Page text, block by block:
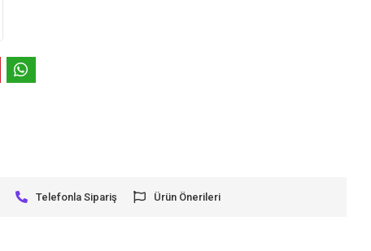
Telefonla Sipariş Ürün Önerileri